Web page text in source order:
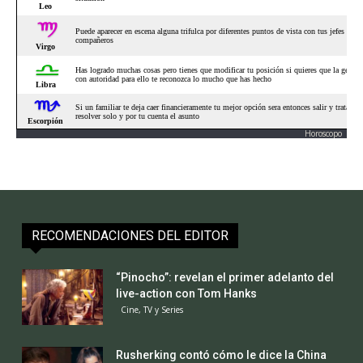
Horoscopo
RECOMENDACIONES DEL EDITOR
“Pinocho”: revelan el primer adelanto del
live-action con Tom Hanks
Cine, TV y Series
Rusherking contó cómo le dice la China